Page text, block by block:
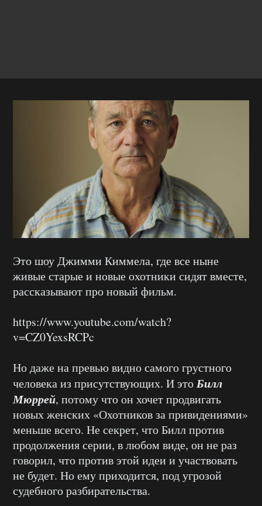
Это шоу Джимми Киммела, где все ныне
живые старые и новые охотники сидят вместе,
рассказывают про новый фильм.
https://www.youtube.com/watch?
v=CZ0YexsRCPc
Но даже на превью видно самого грустного
человека из присутствующих. И этоБилл
Мюррей, потому что он хочет продвигать
новых женских «Охотников за привидениями»
меньше всего. Не секрет, что Билл против
продолжения серии, в любом виде, он не раз
говорил, что против этой идеи и участвовать
не будет. Но ему приходится, под угрозой
судебного разбирательства.